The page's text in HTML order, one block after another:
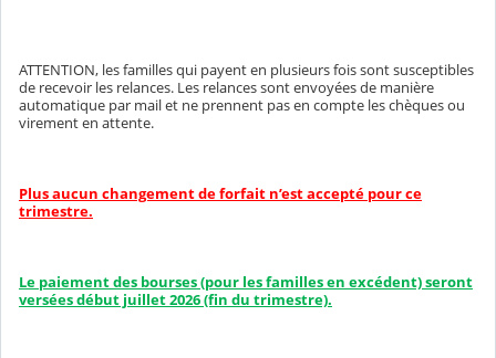
ATTENTION, les familles qui payent en plusieurs fois sont susceptibles
de recevoir les relances. Les relances sont envoyées de manière
automatique par mail et ne prennent pas en compte les chèques ou
virement en attente.
Plus aucun changement de forfait n’est accepté pour ce
trimestre.
Le paiement des bourses (pour les familles en excédent) seront
versées début juillet 2026 (fin du trimestre).